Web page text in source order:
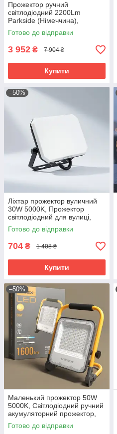
Прожектор ручний
світлодіодний 2200Lm
Parkside (Німеччина),
Акумуляторний лед
прожектор, RYH
Готово до відправки
3 952 ₴ 7 904 ₴
Купити
–50%
Ліхтар прожектор вуличний
30W 5000K, Прожектор
світлодіодний для вулиці,
Накладний прожектор
зовнішній, RYH
Готово до відправки
704 ₴ 1 408 ₴
Купити
–50%
Маленький прожектор 50W
5000K, Світлодіодний ручний
акумуляторний прожектор,
Світлодіодний прожектор від
акумулятора, RYH
Готово до відправки